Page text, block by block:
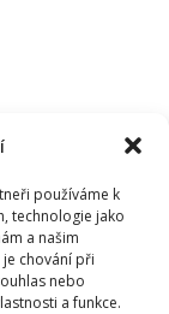
používáme k
technologie jako
a našim
chování při
nebo
a funkce.